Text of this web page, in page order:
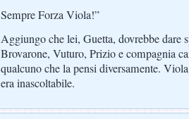
Sempre Forza Viola!”
Aggiungo che lei, Guetta, dovrebbe dare
Brovarone, Vuturo, Prizio e compagnia
qualcuno che la pensi diversamente.
era inascoltabile.